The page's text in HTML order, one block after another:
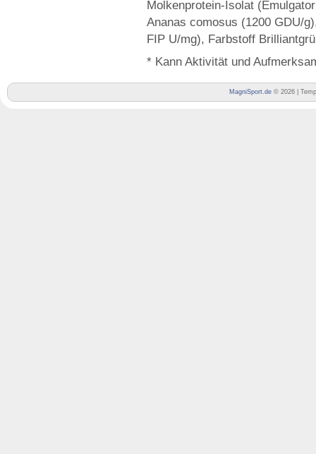
Molkenprotein-Isolat
Ananas comosus (1200 GDU/
FIP U/mg), Farbstoff
* Kann Aktivität und
MagniSport.de © 2026 |